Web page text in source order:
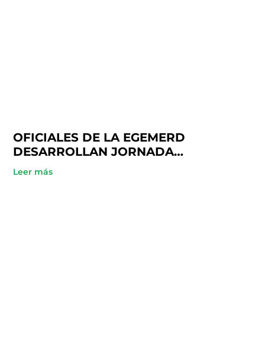
OFICIALES DE LA EGEMERD
DESARROLLAN JORNADA
ACADÉMICA EN COOPINFA
Leer más